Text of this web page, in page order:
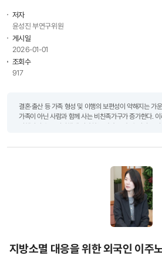
저자
윤성진 부연구위원
게시일
2026-01-01
조회수
917
결혼·출산 등 가족 형성 및 이행의 보편성이 약해지는 가
가족이 아닌 사람과 함께 사는 비친족가구가 증가한다.
지방소멸 대응을 위한 외국인 이주